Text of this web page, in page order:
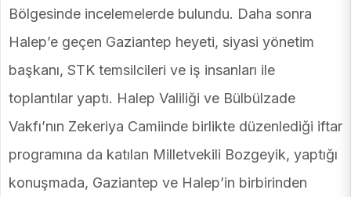
Bölgesinde incelemelerde bulundu. Daha sonra
Halep’e geçen Gaziantep heyeti, siyasi yönetim
başkanı, STK temsilcileri ve iş insanları ile
toplantılar yaptı. Halep Valiliği ve Bülbülzade
Vakfı’nın Zekeriya Camiinde birlikte düzenlediği iftar
programına da katılan Milletvekili Bozgeyik, yaptığı
konuşmada, Gaziantep ve Halep’in birbirinden